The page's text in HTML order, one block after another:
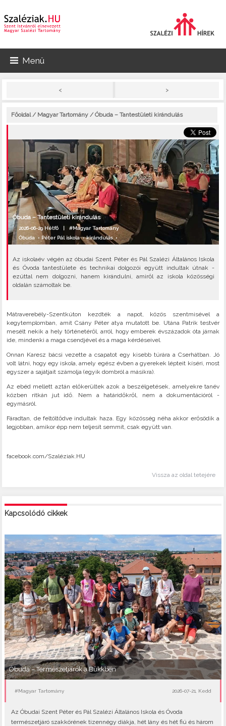
Menü
< >
Főoldal/ Magyar Tartomány / Óbuda – Tantestületi kirándulás
Óbuda – Tantestületi kirándulás
2026-06-29 Hétfő |#Magyar Tartomány
Óbuda • Péter Pál iskola•kirándulás•
Az iskolaév végén az óbudai Szent Péter és Pál Szalézi Általános Iskola
és Óvoda tantestülete és technikai dolgozói együtt indultak útnak -
ezúttal nem dolgozni, hanem kirándulni, amiről az iskola közösségi
oldalán számoltak be.
Mátraverebély-Szentkúton kezdték a napot, közös szentmisével a
kegytemplomban, amit Csány Péter atya mutatott be. Utána Patrik testvér
mesélt nekik a hely történetéről, arról, hogy emberek évszázadok óta járnak
ide, mindenki a maga csendjével és a maga kérdéseivel.
Onnan Karesz bácsi vezette a csapatot egy kisebb túrára a Cserhátban. Jó
volt látni, hogy egy iskola, amely egész évben a gyerekek lépteit kíséri, most
egyszer a sajátjait számolja (egyik dombról a másikra).
Az ebéd mellett aztán előkerültek azok a beszélgetések, amelyekre tanév
közben ritkán jut idő. Nem a határidőkről, nem a dokumentációról -
egymásról.
Fáradtan, de feltöltődve indultak haza. Egy közösség néha akkor erősödik a
legjobban, amikor épp nem teljesít semmit, csak együtt van.
facebook.com/Szaléziak.HU
Vissza az oldal tetejére
Kapcsolódó cikkek
Óbuda – Természetjárók a Bükkben
#Magyar Tartomány 2026-07-21, Kedd
Az Óbudai Szent Péter és Pál Szalézi Általános Iskola és Óvoda
természetjáró szakkörének tizennégy diákja, hét lány és hét fiú és három